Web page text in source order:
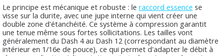
Le principe est mécanique et robuste : le raccord essence se
visse sur la durite, avec une jupe interne qui vient créer une
double zone d'étanchéité. Ce système à compression garantit
une tenue même sous fortes sollicitations. Les tailles vont
généralement du Dash 4 au Dash 12 (correspondant au diamètre
intérieur en 1/16e de pouce), ce qui permet d'adapter le débit à